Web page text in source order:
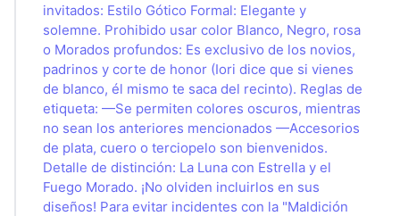
invitados: Estilo Gótico Formal: Elegante y
solemne. Prohibido usar color Blanco, Negro, rosa
o Morados profundos: Es exclusivo de los novios,
padrinos y corte de honor (Iori dice que si vienes
de blanco, él mismo te saca del recinto). Reglas de
etiqueta: —Se permiten colores oscuros, mientras
no sean los anteriores mencionados —Accesorios
de plata, cuero o terciopelo son bienvenidos.
Detalle de distinción: La Luna con Estrella y el
Fuego Morado. ¡No olviden incluirlos en sus
diseños! Para evitar incidentes con la "Maldición